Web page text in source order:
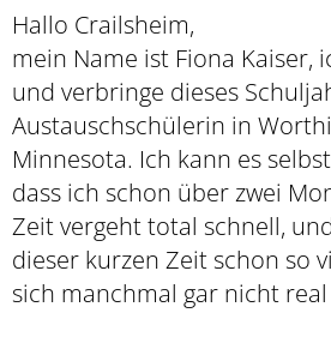
Hallo Crailsheim,
mein Name ist Fiona Kaiser,
und verbringe dieses
Austauschschülerin in
Minnesota. Ich kann es
dass ich schon über zwei
Zeit vergeht total schnell,
dieser kurzen Zeit schon so
sich manchmal gar nicht